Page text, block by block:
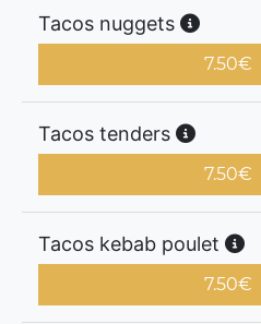
Tacos nuggets
7.50€
Tacos tenders
7.50€
Tacos kebab poulet
7.50€